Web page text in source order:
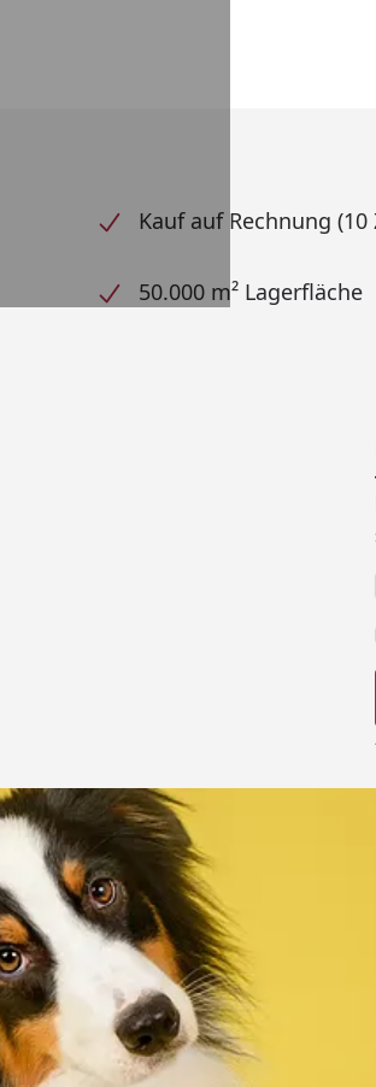
Kauf auf Rechnung
50.000 m² Lagerfläche
wie immer super
schnelle Lieferung!!“